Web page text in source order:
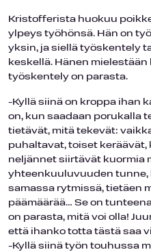
Kristofferista huokuu
ylpeys työhönsä. Hän on
yksin, ja siellä työskentely
keskellä. Hänen
työskentely on parasta.
-Kyllä siinä on kroppa ihan
on, kun saadaan porukalla
tietävät, mitä tekevät:
puhaltavat, toiset keräävät,
neljännet siirtävät kuormia
yhteenkuuluvuuden tunne,
samassa rytmissä, tietäen
päämäärää… Se on
on parasta, mitä voi olla!
että ihanko totta tästä saa
-Kyllä siinä työn touhussa